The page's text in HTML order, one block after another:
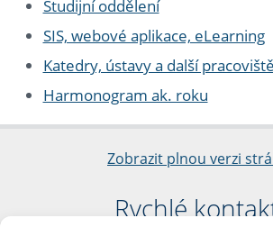
Studijní oddělení
SIS, webové aplikace, eLearning
Katedry, ústavy a další pracoviště
Harmonogram ak. roku
Zobrazit plnou verzi
Rychlé